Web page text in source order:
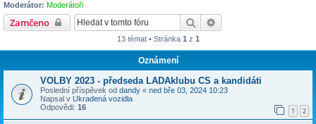
Moderátor: Moderátoři
Zamčeno Hledat
13 témat • Stránka 1 z 1
Oznámení
VOLBY 2023 - předseda LADAklubu CS a kandidáti
Poslední příspěvek od dandy « ned bře 03, 2024 10:23
Napsal v Ukradená vozidla
Odpovědi: 16 1 2